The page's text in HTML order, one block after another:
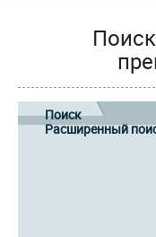
Поиск
Расширенный